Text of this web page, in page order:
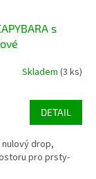
s
Skladem (3 ks)
DETAIL
nulový drop,
pro prsty-